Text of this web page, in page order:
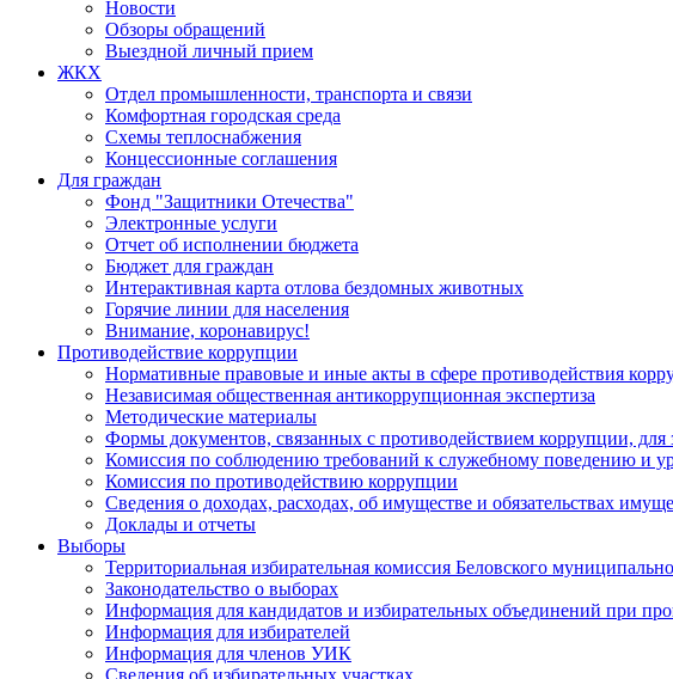
Новости
Обзоры обращений
Выездной личный прием
ЖКХ
Отдел промышленности, транспорта и связи
Комфортная городская среда
Схемы теплоснабжения
Концессионные соглашения
Для граждан
Фонд "Защитники Отечества"
Электронные услуги
Отчет об исполнении бюджета
Бюджет для граждан
Интерактивная карта отлова бездомных животных
Горячие линии для населения
Внимание, коронавирус!
Противодействие коррупции
Нормативные правовые и иные акты в сфере противодействия
Независимая общественная антикоррупционная экспертиза
Методические материалы
Формы документов, связанных с противодействием коррупции, для
Комиссия по соблюдению требований к служебному поведению и
Комиссия по противодействию коррупции
Сведения о доходах, расходах, об имуществе и обязательствах
Доклады и отчеты
Выборы
Территориальная избирательная комиссия Беловского
Законодательство о выборах
Информация для кандидатов и избирательных объединений при
Информация для избирателей
Информация для членов УИК
Сведения об избирательных участках